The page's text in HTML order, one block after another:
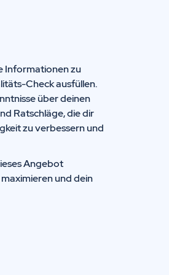
Informationen zu
Check ausfüllen.
über deinen
Ratschläge, die dir
zu verbessern und
Angebot
und dein